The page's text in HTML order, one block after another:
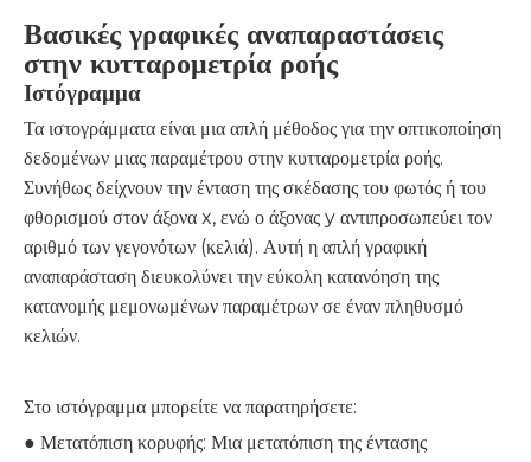
Βασικές γραφικές αναπαραστάσεις
στην κυτταρομετρία ροής
Ιστόγραμμα
Τα ιστογράμματα είναι μια απλή μέθοδος για την οπτικοποίηση
δεδομένων μιας παραμέτρου στην κυτταρομετρία ροής.
Συνήθως δείχνουν την ένταση της σκέδασης του φωτός ή του
φθορισμού στον άξονα x, ενώ ο άξονας y αντιπροσωπεύει τον
αριθμό των γεγονότων (κελιά). Αυτή η απλή γραφική
αναπαράσταση διευκολύνει την εύκολη κατανόηση της
κατανομής μεμονωμένων παραμέτρων σε έναν πληθυσμό
κελιών.
Στο ιστόγραμμα μπορείτε να παρατηρήσετε:
● Μετατόπιση κορυφής: Μια μετατόπιση της έντασης